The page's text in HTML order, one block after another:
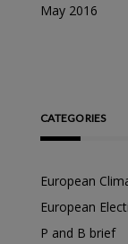
May 2016
CATEGORIES
European
European
P and B brief